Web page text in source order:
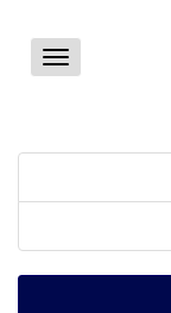
Toggle